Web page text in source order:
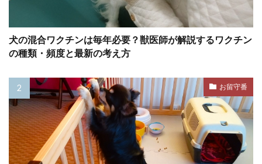
原材料 原材料表示
去勢
反省
受忍限度
口臭
口臭予防 口輪
古典的条件付け
叱らない
叱り方 叱る
合併症
合成
同伴避難 同期
同行避難
名前呼び
吐き戻し 吐出
吐瀉物
犬の混合ワクチンは毎年必要？獣医師が解説するワクチン
の種類・頻度と最新の考え方
お留守番